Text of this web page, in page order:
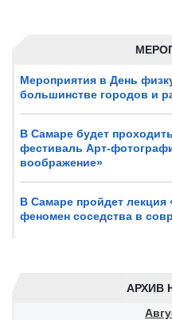
Мероприятия в День
большинстве городов и
В Самаре будет
фестиваль Арт-
воображение»
В Самаре пройдет
феномен соседства в
АРХИВ